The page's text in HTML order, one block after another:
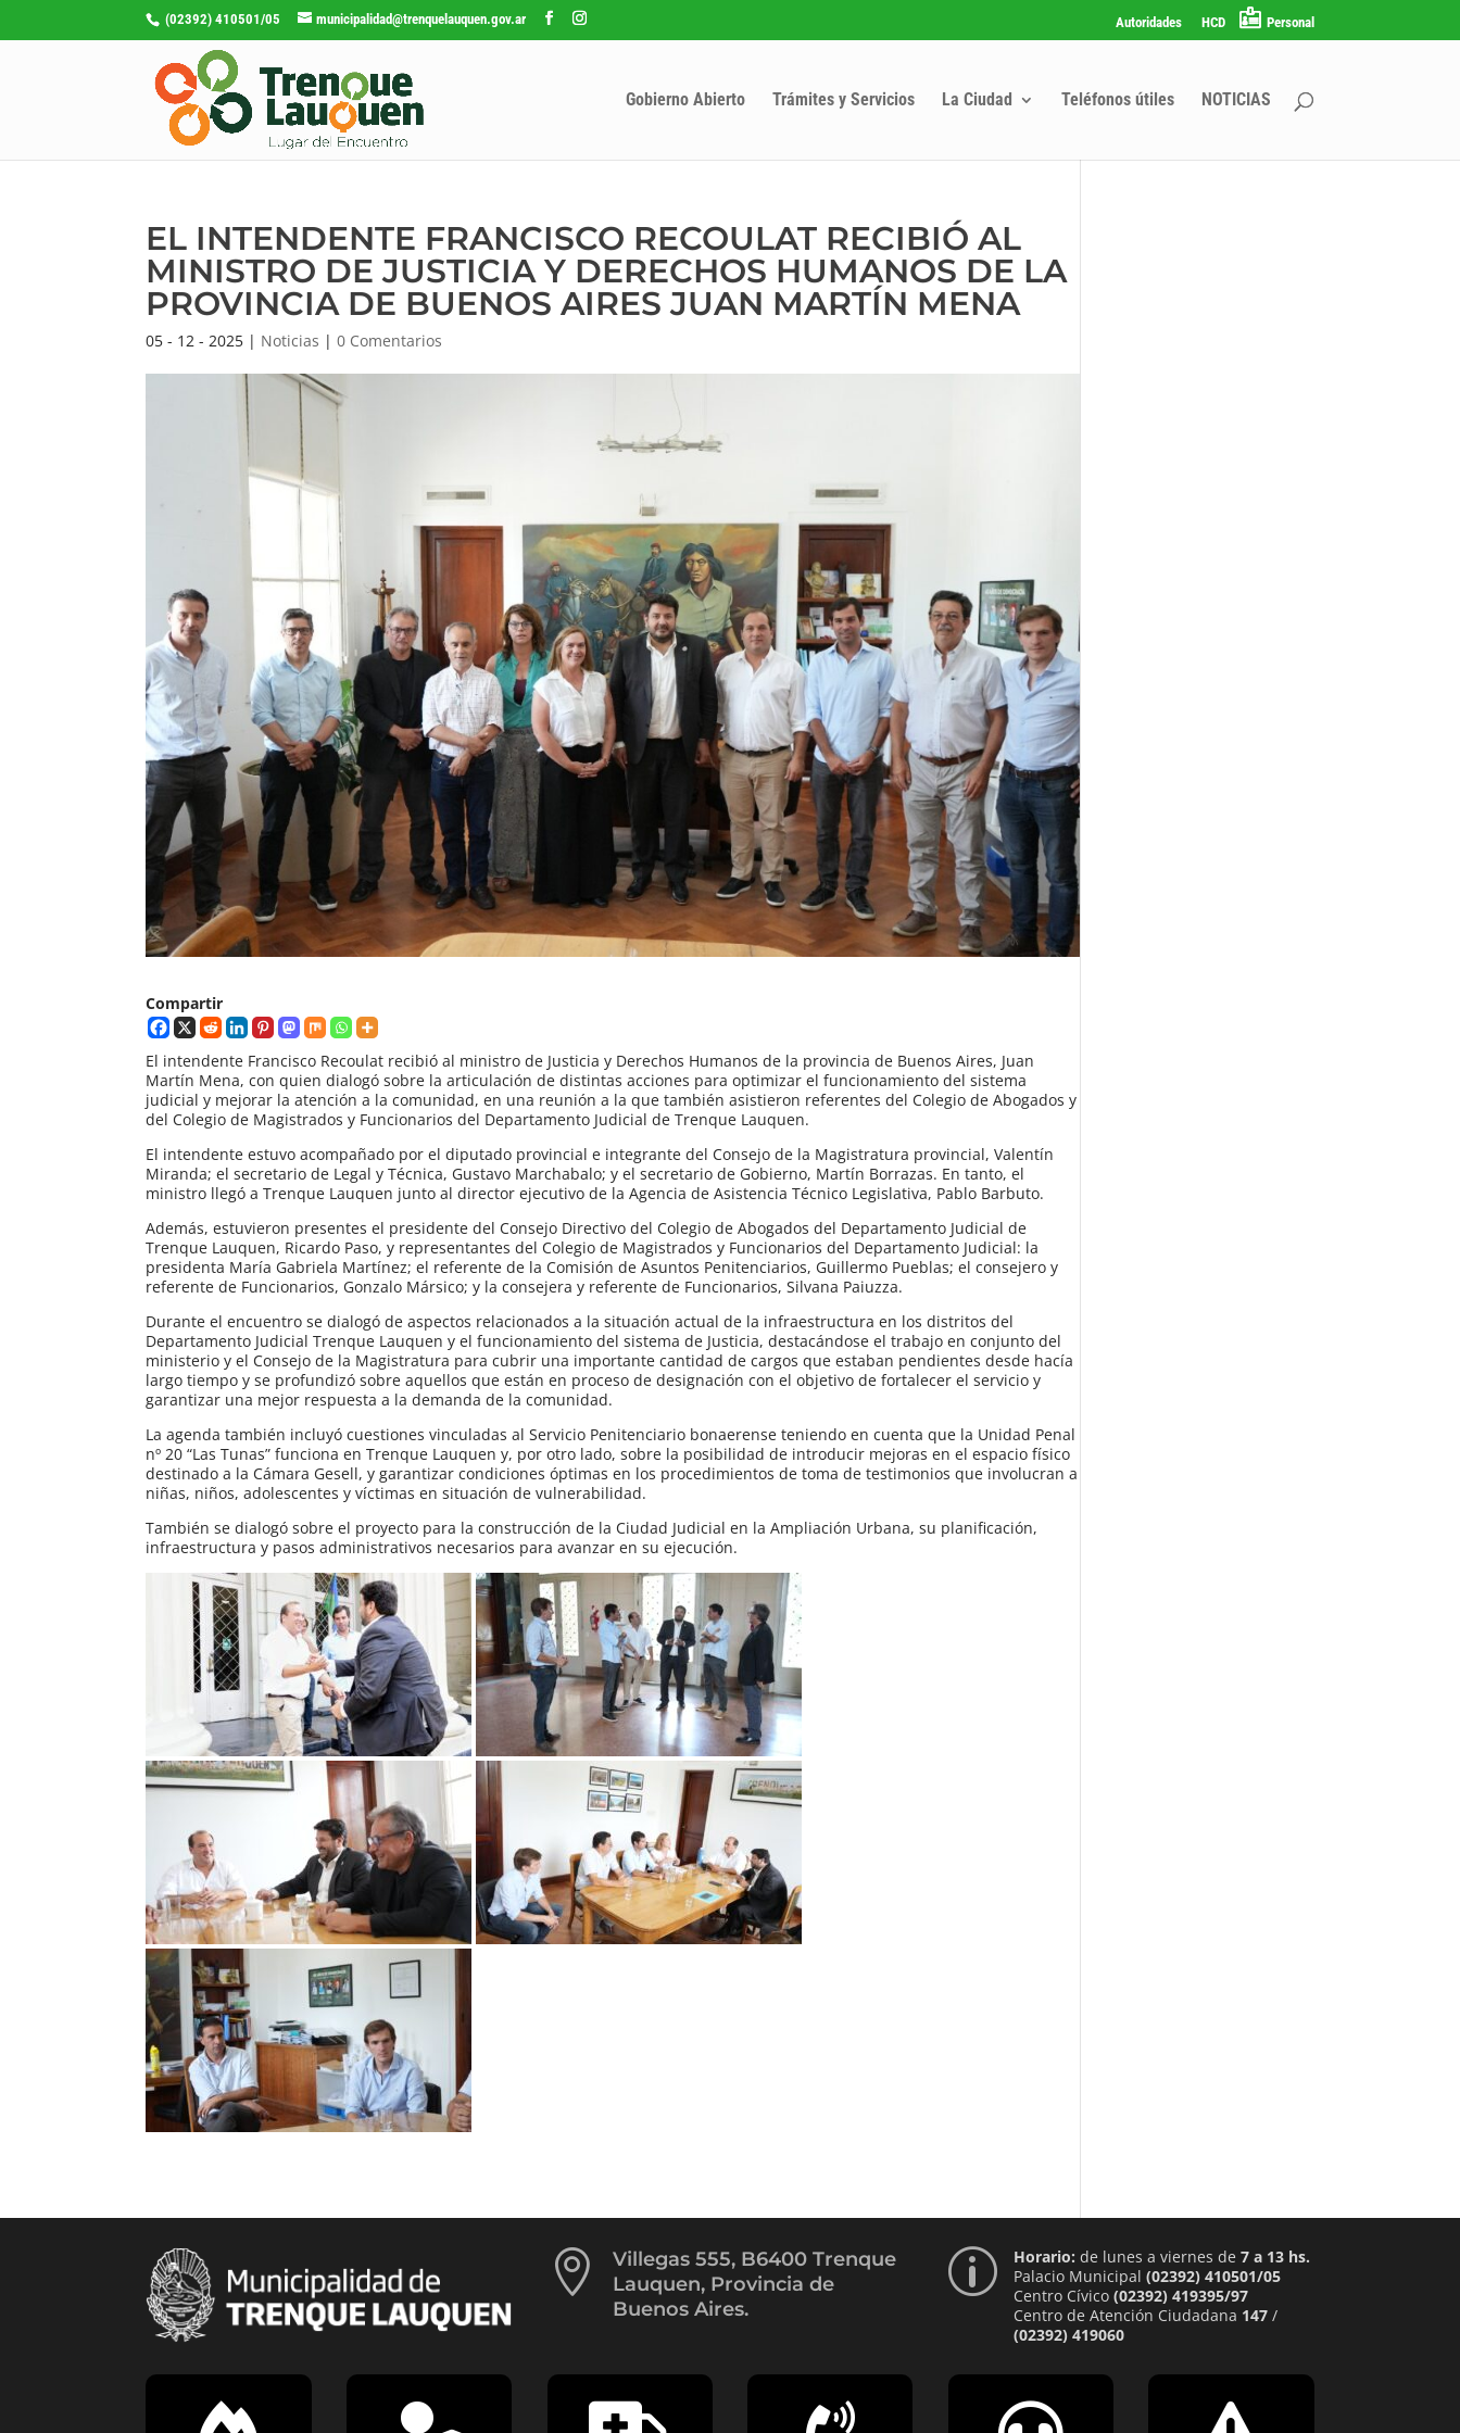
(02392) 410501/05 municipalidad@trenquelauquen.gov.ar Autoridades HCD Personal
Gobierno Abierto Trámites y Servicios La Ciudad Teléfonos útiles NOTICIAS
EL INTENDENTE FRANCISCO RECOULAT RECIBIÓ AL
MINISTRO DE JUSTICIA Y DERECHOS HUMANOS DE LA
PROVINCIA DE BUENOS AIRES JUAN MARTÍN MENA
05 - 12 - 2025 | Noticias |0 Comentarios
Compartir
El intendente Francisco Recoulat recibió al ministro de Justicia y Derechos Humanos de la provincia de Buenos Aires, Juan
Martín Mena, con quien dialogó sobre la articulación de distintas acciones para optimizar el funcionamiento del sistema
judicial y mejorar la atención a la comunidad, en una reunión a la que también asistieron referentes del Colegio de Abogados y
del Colegio de Magistrados y Funcionarios del Departamento Judicial de Trenque Lauquen.
El intendente estuvo acompañado por el diputado provincial e integrante del Consejo de la Magistratura provincial, Valentín
Miranda; el secretario de Legal y Técnica, Gustavo Marchabalo; y el secretario de Gobierno, Martín Borrazas. En tanto, el
ministro llegó a Trenque Lauquen junto al director ejecutivo de la Agencia de Asistencia Técnico Legislativa, Pablo Barbuto.
Además, estuvieron presentes el presidente del Consejo Directivo del Colegio de Abogados del Departamento Judicial de
Trenque Lauquen, Ricardo Paso, y representantes del Colegio de Magistrados y Funcionarios del Departamento Judicial: la
presidenta María Gabriela Martínez; el referente de la Comisión de Asuntos Penitenciarios, Guillermo Pueblas; el consejero y
referente de Funcionarios, Gonzalo Mársico; y la consejera y referente de Funcionarios, Silvana Paiuzza.
Durante el encuentro se dialogó de aspectos relacionados a la situación actual de la infraestructura en los distritos del
Departamento Judicial Trenque Lauquen y el funcionamiento del sistema de Justicia, destacándose el trabajo en conjunto del
ministerio y el Consejo de la Magistratura para cubrir una importante cantidad de cargos que estaban pendientes desde hacía
largo tiempo y se profundizó sobre aquellos que están en proceso de designación con el objetivo de fortalecer el servicio y
garantizar una mejor respuesta a la demanda de la comunidad.
La agenda también incluyó cuestiones vinculadas al Servicio Penitenciario bonaerense teniendo en cuenta que la Unidad Penal
nº 20 “Las Tunas” funciona en Trenque Lauquen y, por otro lado, sobre la posibilidad de introducir mejoras en el espacio físico
destinado a la Cámara Gesell, y garantizar condiciones óptimas en los procedimientos de toma de testimonios que involucran a
niñas, niños, adolescentes y víctimas en situación de vulnerabilidad.
También se dialogó sobre el proyecto para la construcción de la Ciudad Judicial en la Ampliación Urbana, su planificación,
infraestructura y pasos administrativos necesarios para avanzar en su ejecución.

Villegas 555, B6400 Trenque
Lauquen, Provincia de
Buenos Aires.
p Horario: de lunes a viernes de 7 a 13 hs.
Palacio Municipal (02392) 410501/05
Centro Cívico (02392) 419395/97
Centro de Atención Ciudadana 147/
(02392) 419060